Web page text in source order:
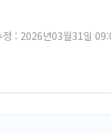
정 : 2026년03월31일